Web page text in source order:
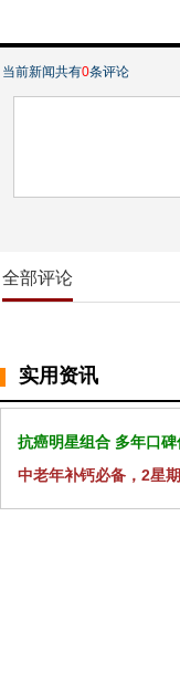
当前新闻共有0条评论
全部评论
实用资讯
抗癌明星组合 多年口
中老年补钙必备，2星